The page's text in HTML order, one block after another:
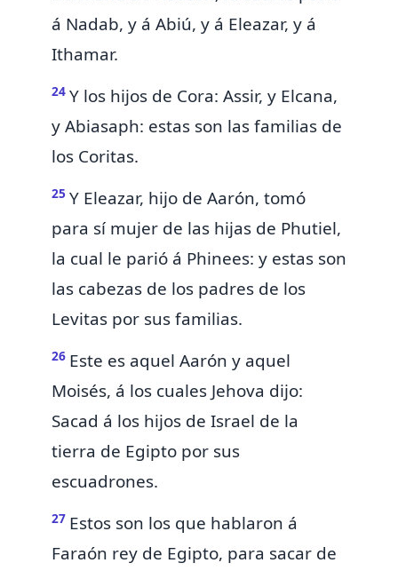
á Nadab, y á Abiú, y á Eleazar, y á
Ithamar.
24 Y los hijos de Cora: Assir, y Elcana,
y Abiasaph: estas son las familias de
los Coritas.
25 Y Eleazar, hijo de Aarón, tomó
para sí mujer de las hijas de Phutiel,
la cual le parió á Phinees: y estas son
las cabezas de los padres de los
Levitas por sus familias.
26 Este es aquel Aarón y aquel
Moisés, á los cuales Jehova dijo:
Sacad á los hijos de Israel de la
tierra de Egipto por sus
escuadrones.
27 Estos son los que hablaron á
Faraón rey de Egipto, para sacar de